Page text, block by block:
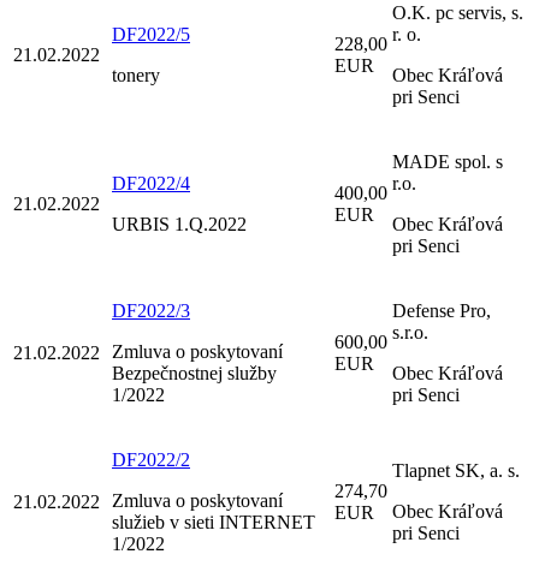
21.02.2022
DF2022/5
tonery
228,00
EUR
O.K. pc servis, s.
r. o.
Obec Kráľová
pri Senci
21.02.2022
DF2022/4
URBIS 1.Q.2022
400,00
EUR
MADE spol. s
r.o.
Obec Kráľová
pri Senci
21.02.2022
DF2022/3
Zmluva o poskytovaní
Bezpečnostnej služby
1/2022
600,00
EUR
Defense Pro,
s.r.o.
Obec Kráľová
pri Senci
21.02.2022
DF2022/2
Zmluva o poskytovaní
služieb v sieti INTERNET
1/2022
274,70
EUR
Tlapnet SK, a. s.
Obec Kráľová
pri Senci